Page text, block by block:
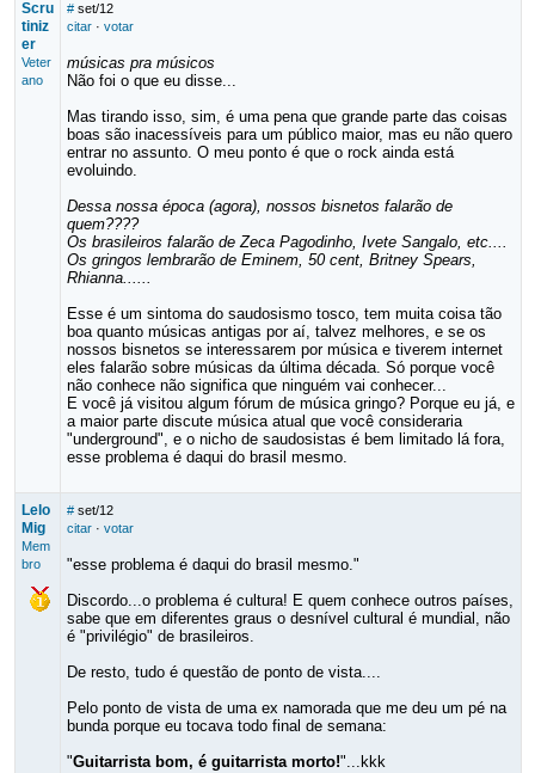
Scru
tiniz
er
Veter
ano
# set/12
citar· votar
músicas pra músicos
Não foi o que eu disse...
Mas tirando isso, sim, é uma pena que grande parte das coisas
boas são inacessíveis para um público maior, mas eu não quero
entrar no assunto. O meu ponto é que o rock ainda está
evoluindo.
Dessa nossa época (agora), nossos bisnetos falarão de
quem????
Os brasileiros falarão de Zeca Pagodinho, Ivete Sangalo, etc....
Os gringos lembrarão de Eminem, 50 cent, Britney Spears,
Rhianna......
Esse é um sintoma do saudosismo tosco, tem muita coisa tão
boa quanto músicas antigas por aí, talvez melhores, e se os
nossos bisnetos se interessarem por música e tiverem internet
eles falarão sobre músicas da última década. Só porque você
não conhece não significa que ninguém vai conhecer...
E você já visitou algum fórum de música gringo? Porque eu já, e
a maior parte discute música atual que você consideraria
"underground", e o nicho de saudosistas é bem limitado lá fora,
esse problema é daqui do brasil mesmo.
Lelo
Mig
Mem
bro
# set/12
citar· votar
"esse problema é daqui do brasil mesmo."
Discordo...o problema é cultura! E quem conhece outros países,
sabe que em diferentes graus o desnível cultural é mundial, não
é "privilégio" de brasileiros.
De resto, tudo é questão de ponto de vista....
Pelo ponto de vista de uma ex namorada que me deu um pé na
bunda porque eu tocava todo final de semana:
"Guitarrista bom, é guitarrista morto!"...kkk